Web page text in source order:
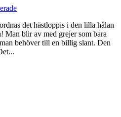
det hästloppis i den lilla hålan
Man blir av med grejer som bara
behöver till en billig slant. Den